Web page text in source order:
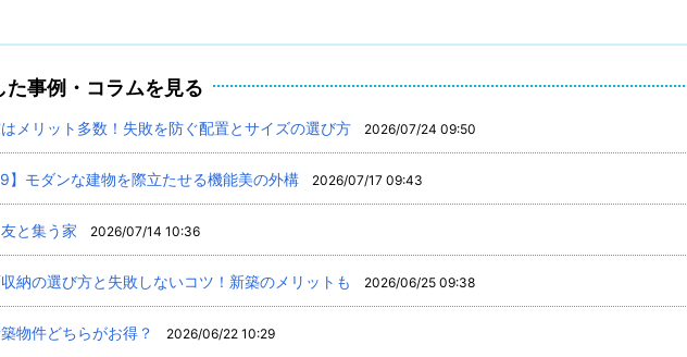
た事例・コラムを見る
メリット多数！失敗を防ぐ配置とサイズの選び方 2026/07/24 09:50
】モダンな建物を際立たせる機能美の外構 2026/07/17 09:43
友と集う家 2026/07/14 10:36
納の選び方と失敗しないコツ！新築のメリットも 2026/06/25 09:38
物件どちらがお得？ 2026/06/22 10:29